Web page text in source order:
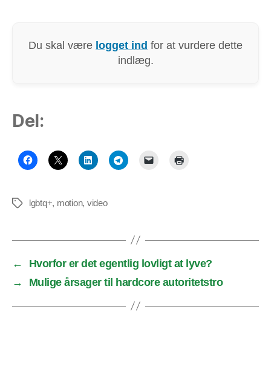
Du skal være logget ind for at vurdere dette
indlæg.
Del:
Tags lgbtq+, motion, video
←
Hvorfor er det egentlig lovligt at lyve?
→
Mulige årsager til hardcore autoritetstro